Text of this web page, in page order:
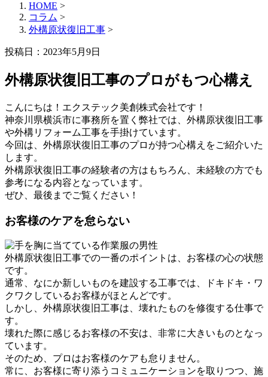
HOME >
コラム >
外構原状復旧工事 >
投稿日：2023年5月9日
外構原状復旧工事のプロがもつ心構え
こんにちは！エクステック美創株式会社です！
神奈川県横浜市に事務所を置く弊社では、外構原状復旧工事
や外構リフォーム工事を手掛けています。
今回は、外構原状復旧工事のプロが持つ心構えをご紹介いた
します。
外構原状復旧工事の経験者の方はもちろん、未経験の方でも
参考になる内容となっています。
ぜひ、最後までご覧ください！
お客様のケアを怠らない
外構原状復旧工事での一番のポイントは、お客様の心の状態
です。
通常、なにか新しいものを建設する工事では、ドキドキ・ワ
クワクしているお客様がほとんどです。
しかし、外構原状復旧工事は、壊れたものを修復する仕事で
す。
壊れた際に感じるお客様の不安は、非常に大きいものとなっ
ています。
そのため、プロはお客様のケアも怠りません。
常に、お客様に寄り添うコミュニケーションを取りつつ、施